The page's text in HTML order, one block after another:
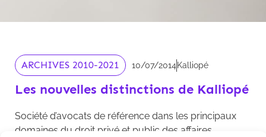
ARCHIVES 2010-2021 10/07/2014Kalliopé
Les nouvelles distinctions de Kalliopé
Société d’avocats de référence dans les principaux
domaines du droit privé et public des affaires,